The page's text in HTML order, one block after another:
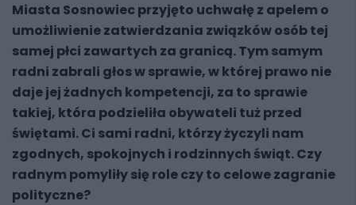
Miasta Sosnowiec przyjęto uchwałę z apelem o
umożliwienie zatwierdzania związków osób tej
samej płci zawartych za granicą. Tym samym
radni zabrali głos w sprawie, w której prawo nie
daje jej żadnych kompetencji, za to sprawie
takiej, która podzieliła obywateli tuż przed
świętami. Ci sami radni, którzy życzyli nam
zgodnych, spokojnych i rodzinnych świąt. Czy
radnym pomyliły się role czy to celowe zagranie
polityczne?